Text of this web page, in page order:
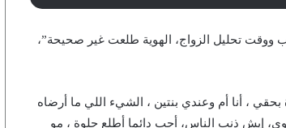
ووقت تحليل الزواج، الهوية طلعت غير صحيحة”،
، أنا أم وعندي بنتين ، الشيء اللي ما أرضاه
إيش ذنب الناس، أحب دائما أطلع حلوة ، مو
حفل إفطار لأسر قطاع غزة بالسفارة
التركية بالقاهرة | فيديو لـ”ماعت”
في يوم زايد للعمل الإنساني.. إفطار
جماعي للأمهات المثاليات بمركز التخاطب